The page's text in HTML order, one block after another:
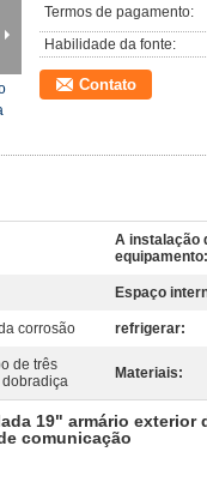
Termos de pagamento:
Habilidade da fonte:
Contato
A instalação
equipamento:
Espaço
corrosão refrigerar:
de três
Materiais:
19" armário exterior
comunicação